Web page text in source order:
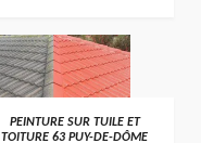
PEINTURE SUR TUILE ET
TOITURE 63 PUY-DE-DÔME